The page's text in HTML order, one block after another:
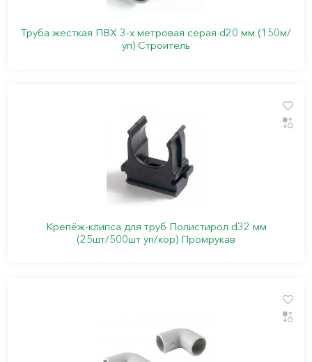
Труба жесткая ПВХ 3-х метровая серая d20 мм (150м/
уп) Строитель
Крепёж-клипса для труб Полистирол d32 мм
(25шт/500шт уп/кор) Промрукав